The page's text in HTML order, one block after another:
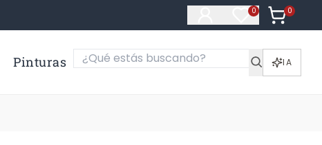
0
Artículos en
0
Artículos
Pinturas IA